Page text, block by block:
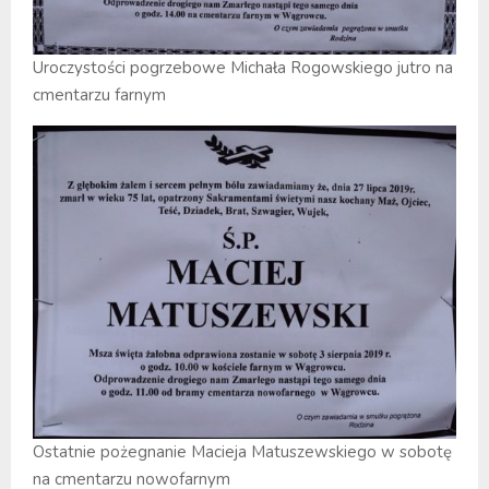
Uroczystości pogrzebowe Michała Rogowskiego jutro na
cmentarzu farnym
Ostatnie pożegnanie Macieja Matuszewskiego w sobotę
na cmentarzu nowofarnym